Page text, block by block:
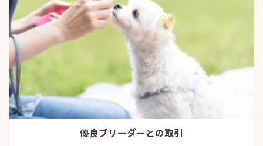
優良ブリーダーとの取引